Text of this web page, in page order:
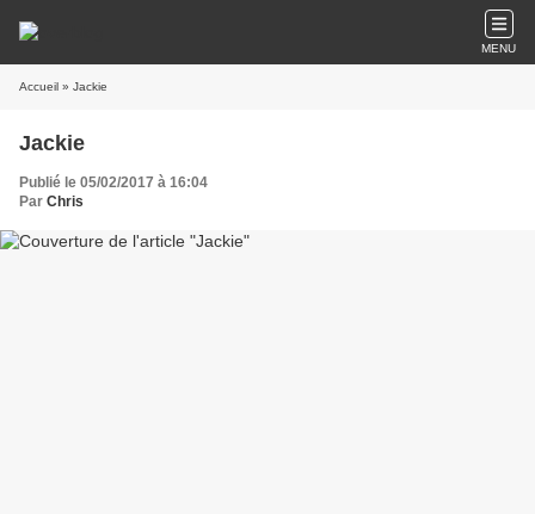
MENU
Accueil » Jackie
Jackie
Publié le 05/02/2017 à 16:04
Par Chris